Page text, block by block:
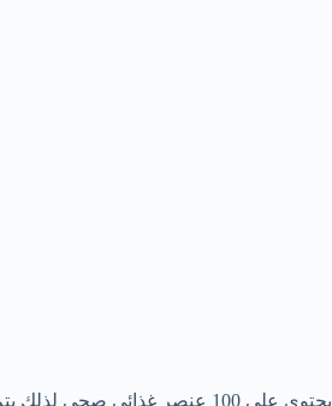
يحتوي علي 100 عنصر غذائي صحي